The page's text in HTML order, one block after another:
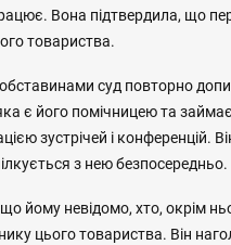
Вона підтвердила, що
товариства.
суд повторно
є його помічницею та
зустрічей і
з нею безпосередньо.
йому невідомо, хто, окрім
цього товариства. Він